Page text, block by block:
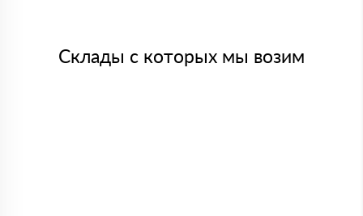
Склады с которых мы возим